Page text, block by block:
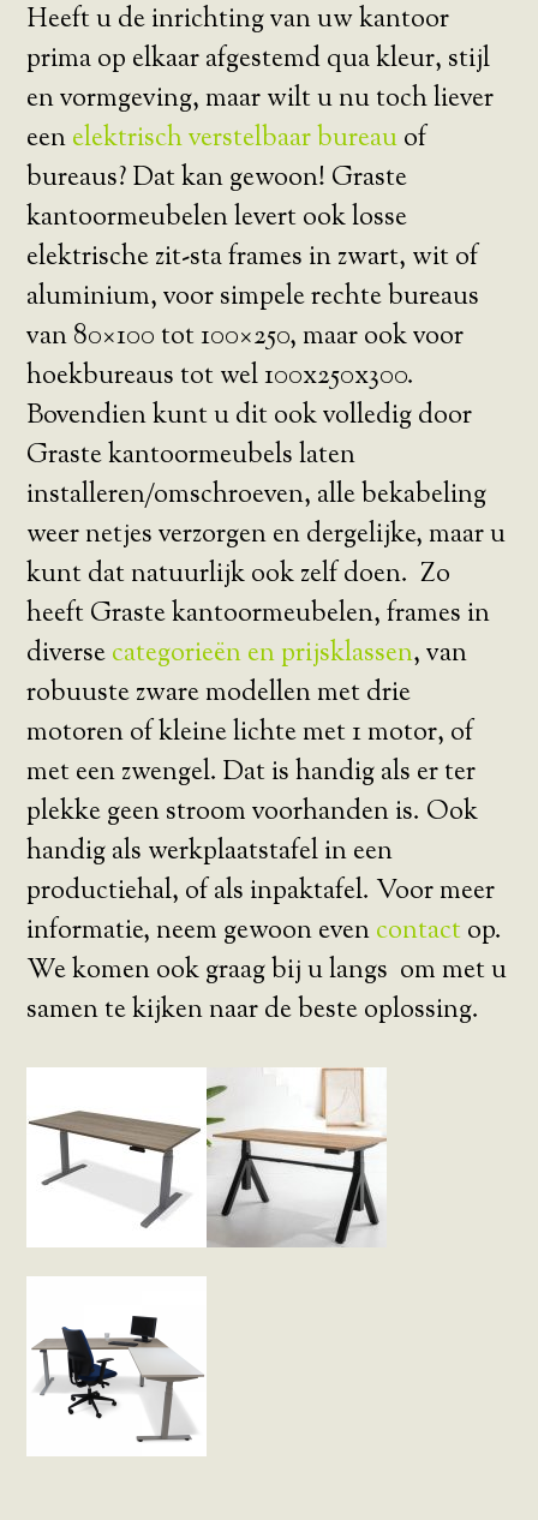
Heeft u de inrichting van uw kantoor
prima op elkaar afgestemd qua kleur, stijl
en vormgeving, maar wilt u nu toch liever
eenelektrisch verstelbaar bureauof
bureaus? Dat kan gewoon! Graste
kantoormeubelen levert ook losse
elektrische zit-sta frames in zwart, wit of
aluminium, voor simpele rechte bureaus
van 80×100 tot 100×250, maar ook voor
hoekbureaus tot wel 100x250x300.
Bovendien kunt u dit ook volledig door
Graste kantoormeubels laten
installeren/omschroeven, alle bekabeling
weer netjes verzorgen en dergelijke, maar u
kunt dat natuurlijk ook zelf doen. Zo
heeft Graste kantoormeubelen, frames in
diversecategorieën en prijsklassen, van
robuuste zware modellen met drie
motoren of kleine lichte met 1 motor, of
met een zwengel. Dat is handig als er ter
plekke geen stroom voorhanden is. Ook
handig als werkplaatstafel in een
productiehal, of als inpaktafel. Voor meer
informatie, neem gewoon evencontact op.
We komen ook graag bij u langs om met u
samen te kijken naar de beste oplossing.